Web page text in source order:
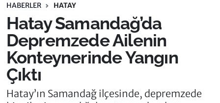
HABERLER HATAY
Hatay Samandağ’da
Depremzede Ailenin
Konteynerinde Yangın
Çıktı
Hatay’ın Samandağ ilçesinde, depremzede
Osmaniye Trafik Yoğunluk Haritası
Süper Lig Puan Durumu ve Fikstür
Tüm Manşetler
Son Dakika Haberleri